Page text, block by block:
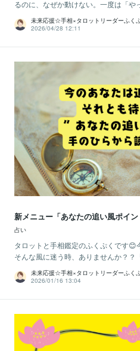
るのに、なぜか動けない。一度は「や
未来応援☆手相×タロットリーダーふく
2026/04/28 12:11
新メニュー「あなたの追い風ポイ
占い
タロットと手相鑑定のふくぷくです😊
そんな風に迷う時、ありませんか？？
未来応援☆手相×タロットリーダーふく
2026/01/16 13:04